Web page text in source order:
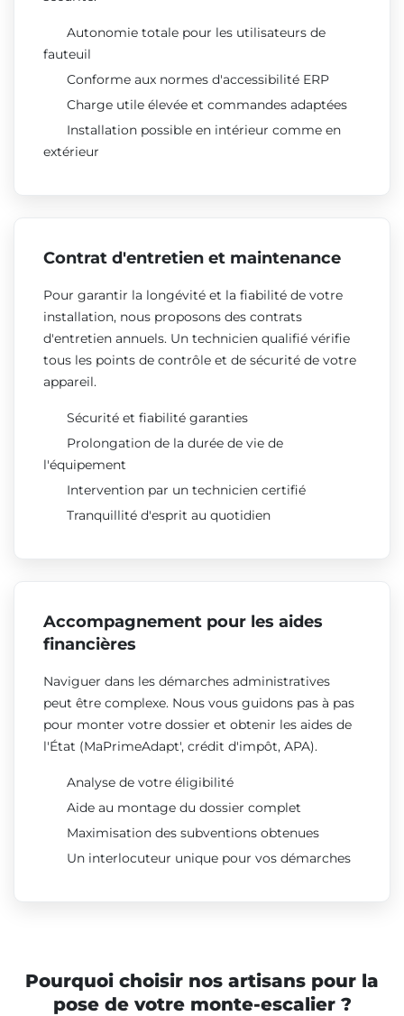
Autonomie totale pour les utilisateurs de
fauteuil
Conforme aux normes d'accessibilité ERP
Charge utile élevée et commandes adaptées
Installation possible en intérieur comme en
extérieur
Contrat d'entretien et maintenance
Pour garantir la longévité et la fiabilité de votre
installation, nous proposons des contrats
d'entretien annuels. Un technicien qualifié vérifie
tous les points de contrôle et de sécurité de votre
appareil.
Sécurité et fiabilité garanties
Prolongation de la durée de vie de
l'équipement
Intervention par un technicien certifié
Tranquillité d'esprit au quotidien
Accompagnement pour les aides
financières
Naviguer dans les démarches administratives
peut être complexe. Nous vous guidons pas à pas
pour monter votre dossier et obtenir les aides de
l'État (MaPrimeAdapt', crédit d'impôt, APA).
Analyse de votre éligibilité
Aide au montage du dossier complet
Maximisation des subventions obtenues
Un interlocuteur unique pour vos démarches
Pourquoi choisir nos artisans pour la
pose de votre monte-escalier ?